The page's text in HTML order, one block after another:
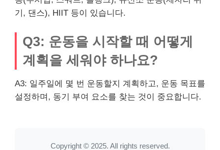
기, 댄스), HIIT 등이 있습니다.
Q3: 운동을 시작할 때 어떻게
계획을 세워야 하나요?
A3: 일주일에 몇 번 운동할지 계획하고, 운동 목표를
설정하며, 동기 부여 요소를 찾는 것이 중요합니다.
Copyright © 2025. All rights reserved.